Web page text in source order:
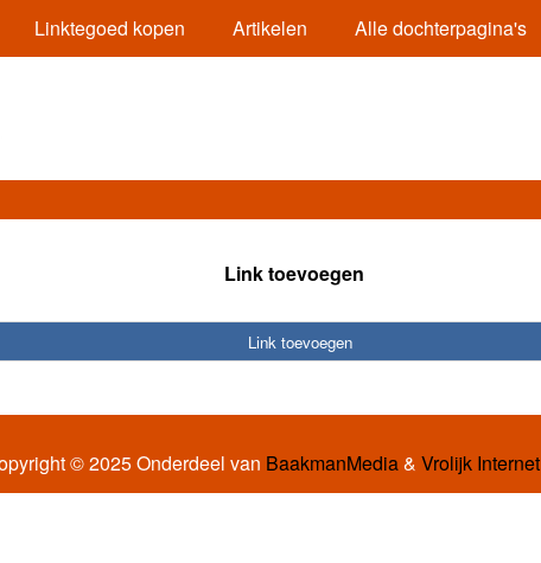
Linktegoed kopen Artikelen Alle dochterpagina's
Link toevoegen
Link toevoegen
© 2025 Onderdeel van BaakmanMedia& Vrolijk